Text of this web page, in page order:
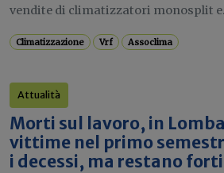
vendite di climatizzatori monosplit
Climatizzazione Vrf Assoclima
Attualità
Morti sul lavoro, in
vittime nel primo
i decessi, ma restano